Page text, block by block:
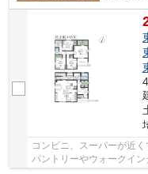
コンビニ、スーパーが近
パントリーやウォークイ